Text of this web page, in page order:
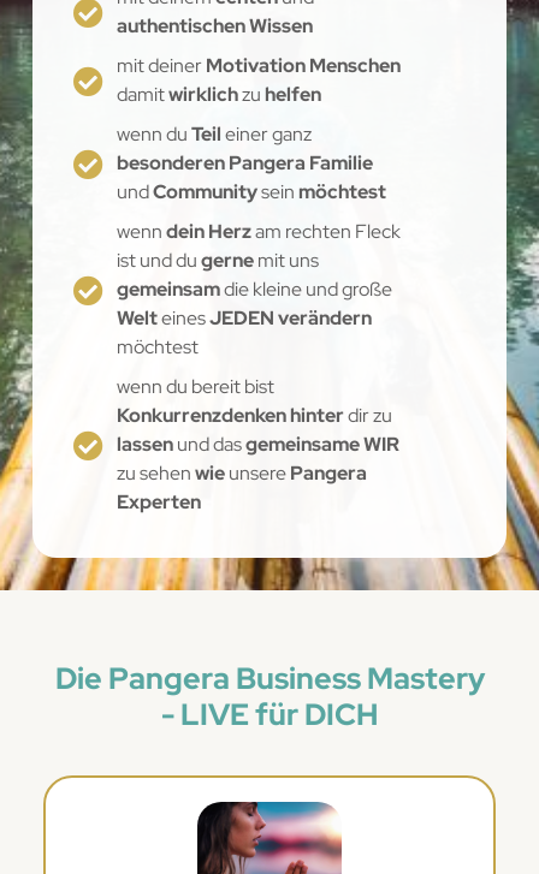
authentischen Wissen
mit deinerMotivation Menschen
damitwirklichzu helfen
wenn duTeileiner ganz
besonderen Pangera Familie
undCommunityseinmöchtest
wenndein Herzam rechten Fleck
ist und dugernemit uns
gemeinsamdie kleine und große
WelteinesJEDEN verändern
möchtest
wenn du bereit bist
Konkurrenzdenken hinterdir zu
lassenund dasgemeinsame WIR
zu sehenwieunserePangera
Experten
Die Pangera Business Mastery
- LIVE für DICH